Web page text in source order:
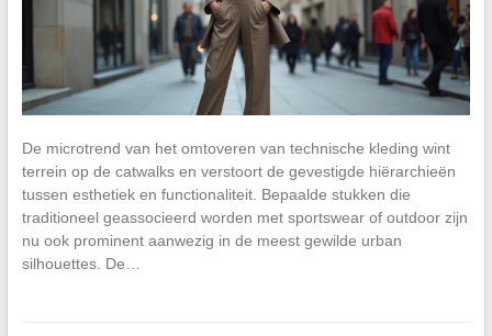
De microtrend van het omtoveren van technische kleding wint
terrein op de catwalks en verstoort de gevestigde hiërarchieën
tussen esthetiek en functionaliteit. Bepaalde stukken die
traditioneel geassocieerd worden met sportswear of outdoor zijn
nu ook prominent aanwezig in de meest gewilde urban
silhouettes. De…